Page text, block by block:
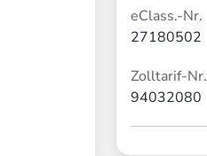
eClass.-Nr.
27180502
Zolltarif-Nr.
94032080